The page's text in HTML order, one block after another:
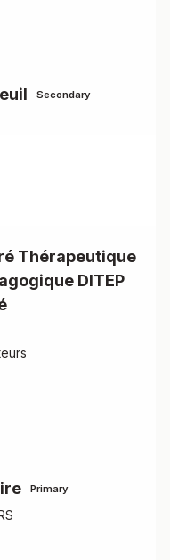
Secondary
Thérapeutique
DITEP
Primary